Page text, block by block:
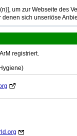
um zur Webseite des
sich unseriöse
registriert.